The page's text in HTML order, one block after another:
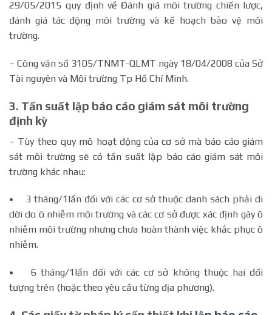
29/05/2015 quy định về Đánh giá môi trường chiến lược,
đánh giá tác động môi trường và kế hoạch bảo vệ môi
trường.
– Công văn số 3105/TNMT-QLMT ngày 18/04/2008 của Sở
Tài nguyên và Môi trường Tp Hồ Chí Minh.
3. Tần suất lập báo cáo giám sát môi trường
định kỳ
– Tùy theo quy mô hoạt động của cơ sở mà báo cáo giám
sát môi trường sẽ có tần suất lập báo cáo giám sát môi
trường khác nhau:
• 3 tháng/1lần đối với các cơ sở thuộc danh sách phải di
dời do ô nhiễm môi trường và các cơ sở được xác định gây ô
nhiễm môi trường nhưng chưa hoàn thành việc khắc phục ô
nhiễm.
• 6 tháng/1lần đối với các cơ sở không thuộc hai đối
tượng trên (hoặc theo yêu cầu từng địa phương).